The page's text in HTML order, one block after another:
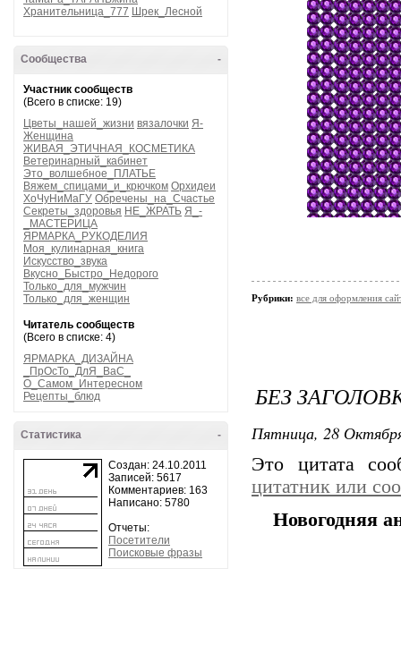
Хранительница_777 Шрек_Лесной
-
Сообщества
Участник сообществ
(Всего в списке: 19)
Цветы_нашей_жизни вязалочки Я-
Женщина
ЖИВАЯ_ЭТИЧНАЯ_КОСМЕТИКА
Ветеринарный_кабинет
Это_волшебное_ПЛАТЬЕ
Вяжем_спицами_и_крючком Орхидеи
ХоЧуНиМаГУ Обречены_на_Счастье
Секреты_здоровья НЕ_ЖРАТЬ Я_-
_МАСТЕРИЦА
ЯРМАРКА_РУКОДЕЛИЯ
Моя_кулинарная_книга
Искусство_звука
Вкусно_Быстро_Недорого
Только_для_мужчин
Только_для_женщин
Читатель сообществ
(Всего в списке: 4)
ЯРМАРКА_ДИЗАЙНА
_ПрОсТо_ДлЯ_ВаС_
О_Самом_Интересном
Рецепты_блюд
-
Статистика
Создан: 24.10.2011
Записей: 5617
Комментариев: 163
Написано: 5780
Отчеты:
Посетители
Поисковые фразы
Рубрики: все для оформления
БЕЗ
Пятница, 28
Это цитата
цитатник или
Новогодняя